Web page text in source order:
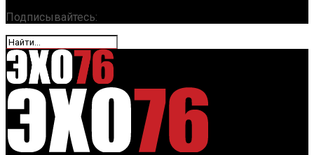
Подписывайтесь: